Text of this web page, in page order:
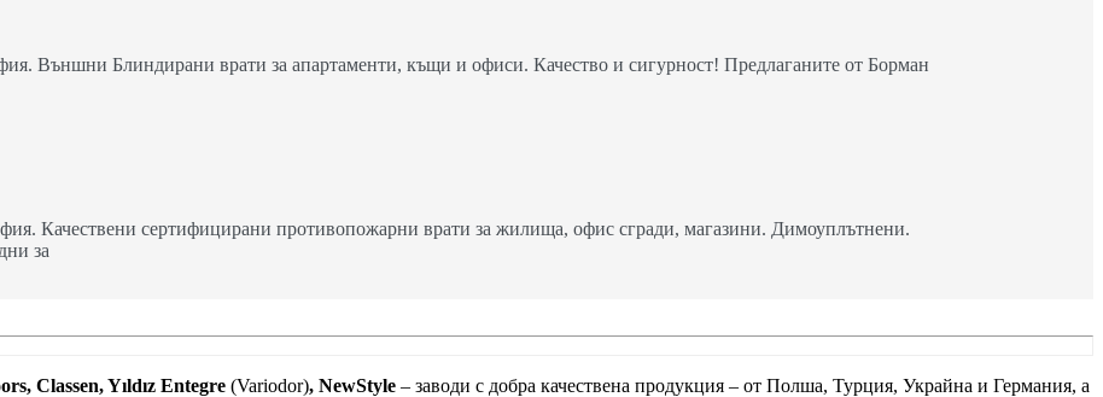
Външни Блиндирани врати за апартаменти, къщи и офиси. Качество и сигурност! Предлаганите от Борман
Качествени сертифицирани противопожарни врати за жилища, офис сгради, магазини. Димоуплътнени.
за
Classen, Yıldız Entegre (Variodor), NewStyle – заводи с добра качествена продукция – от Полша, Турция, Украйна и Германия, а